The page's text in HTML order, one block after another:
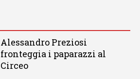
Alessandro Preziosi
fronteggia i paparazzi al
Circeo